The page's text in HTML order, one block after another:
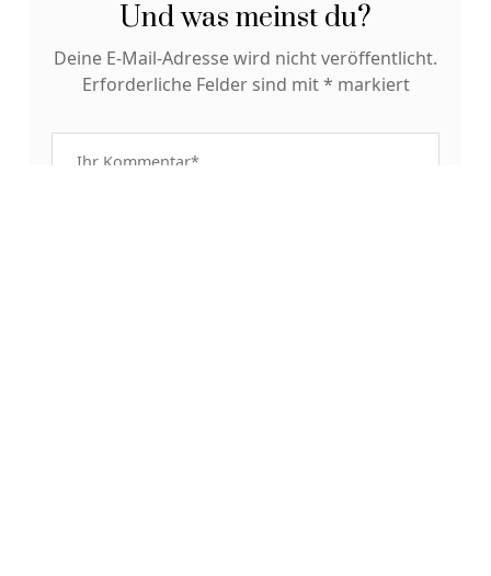
Und was meinst du?
Deine E-Mail-Adresse wird nicht veröffentlicht.
Erforderliche Felder sind mit* markiert